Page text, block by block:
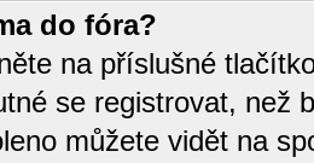
do fóra?
na příslušné
se registrovat, než
můžete vidět na